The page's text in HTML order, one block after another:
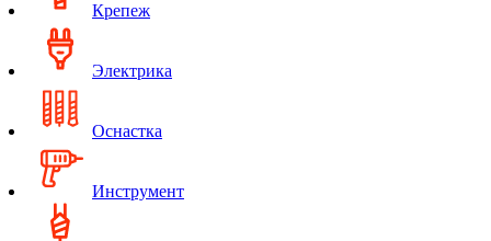
Крепеж
Электрика
Оснастка
Инструмент